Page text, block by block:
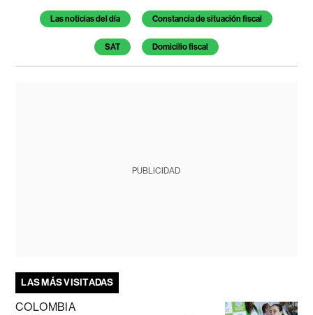
Las noticias del día Constancia de situación fiscal
SAT Domicilio fiscal
PUBLICIDAD
LAS MÁS VISITADAS
COLOMBIA